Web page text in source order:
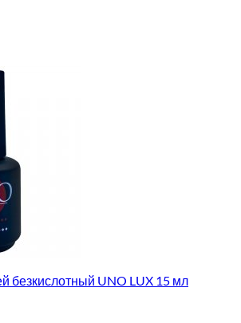
безкислотный UNO LUX 15 мл